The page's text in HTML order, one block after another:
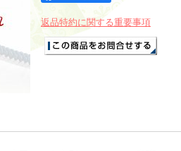
返品特約に関する重要事項